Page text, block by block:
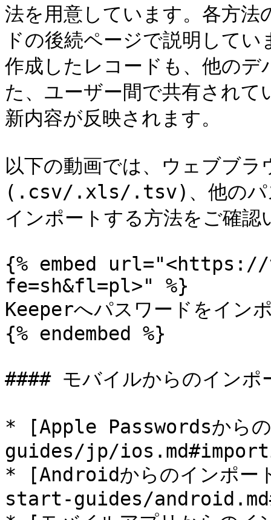
法を用意しています。各方法
ドの後続ページで説明して
作成したレコードも、他の
た、ユーザー間で共有され
新内容が反映されます。
以下の動画では、ウェブブ
(.csv/.xls/.tsv)、他のパス
インポートする方法をご確認
{% embed url="<https://
fe=sh&fl=pl>" %}
Keeperへパスワードをイン
{% endembed %}
#### モバイルからのインポ
* [Apple Passwordsから
guides/jp/
* [Androidからのインポ
start-guides/